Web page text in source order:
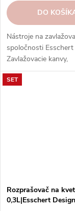
DO
Nástroje na
spoločnosti Esschert
Zavlažovacie kanvy,
postrekovače,
hadice, postrekovače
SET
Rozprašovač na
0,3L|Esschert Design